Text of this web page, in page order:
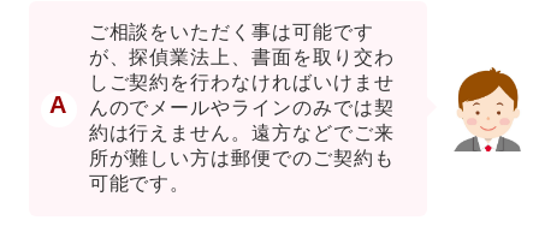
A
ご相談をいただく事は可能です
が、探偵業法上、書面を取り交わ
しご契約を行わなければいけませ
んのでメールやラインのみでは契
約は行えません。遠方などでご来
所が難しい方は郵便でのご契約も
可能です。